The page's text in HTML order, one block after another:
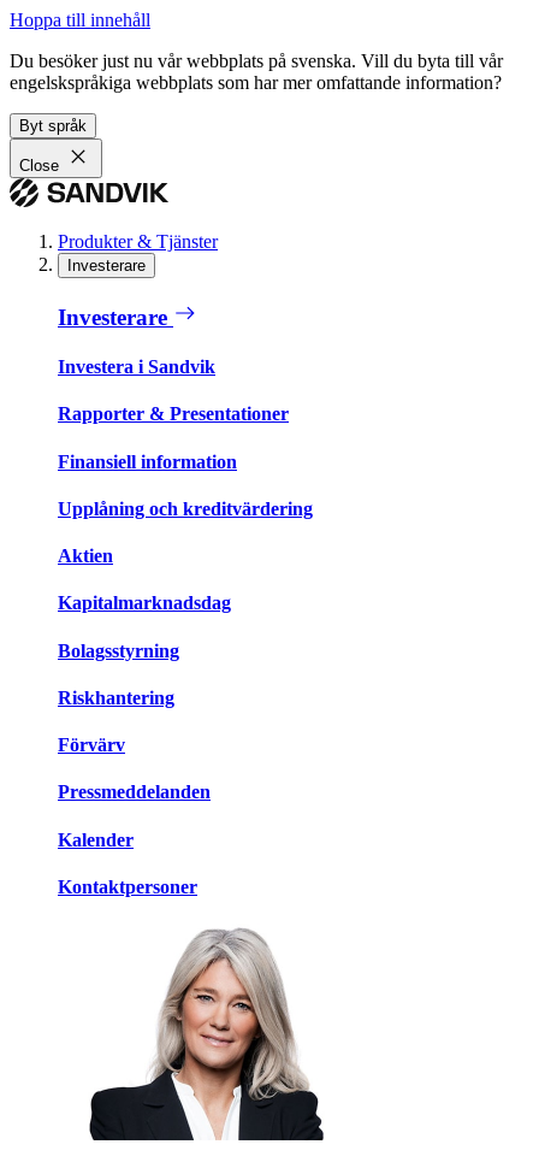
Hoppa till innehåll
Du besöker just nu vår webbplats på svenska. Vill du byta till vår
engelskspråkiga webbplats som har mer omfattande information?
Byt språk
Close
Produkter & Tjänster
Investerare
Investerare
Investera i Sandvik
Rapporter & Presentationer
Finansiell information
Upplåning och kreditvärdering
Aktien
Kapitalmarknadsdag
Bolagsstyrning
Riskhantering
Förvärv
Pressmeddelanden
Kalender
Kontaktpersoner